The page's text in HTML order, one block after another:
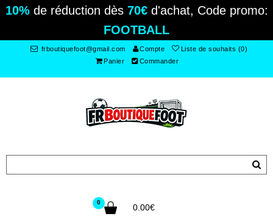
10%de réduction dès 70€d'achat, Code promo:
FOOTBALL
frboutiquefoot@gmail.com Compte
Liste de souhaits (0)
Panier
Commander
0
0.00€